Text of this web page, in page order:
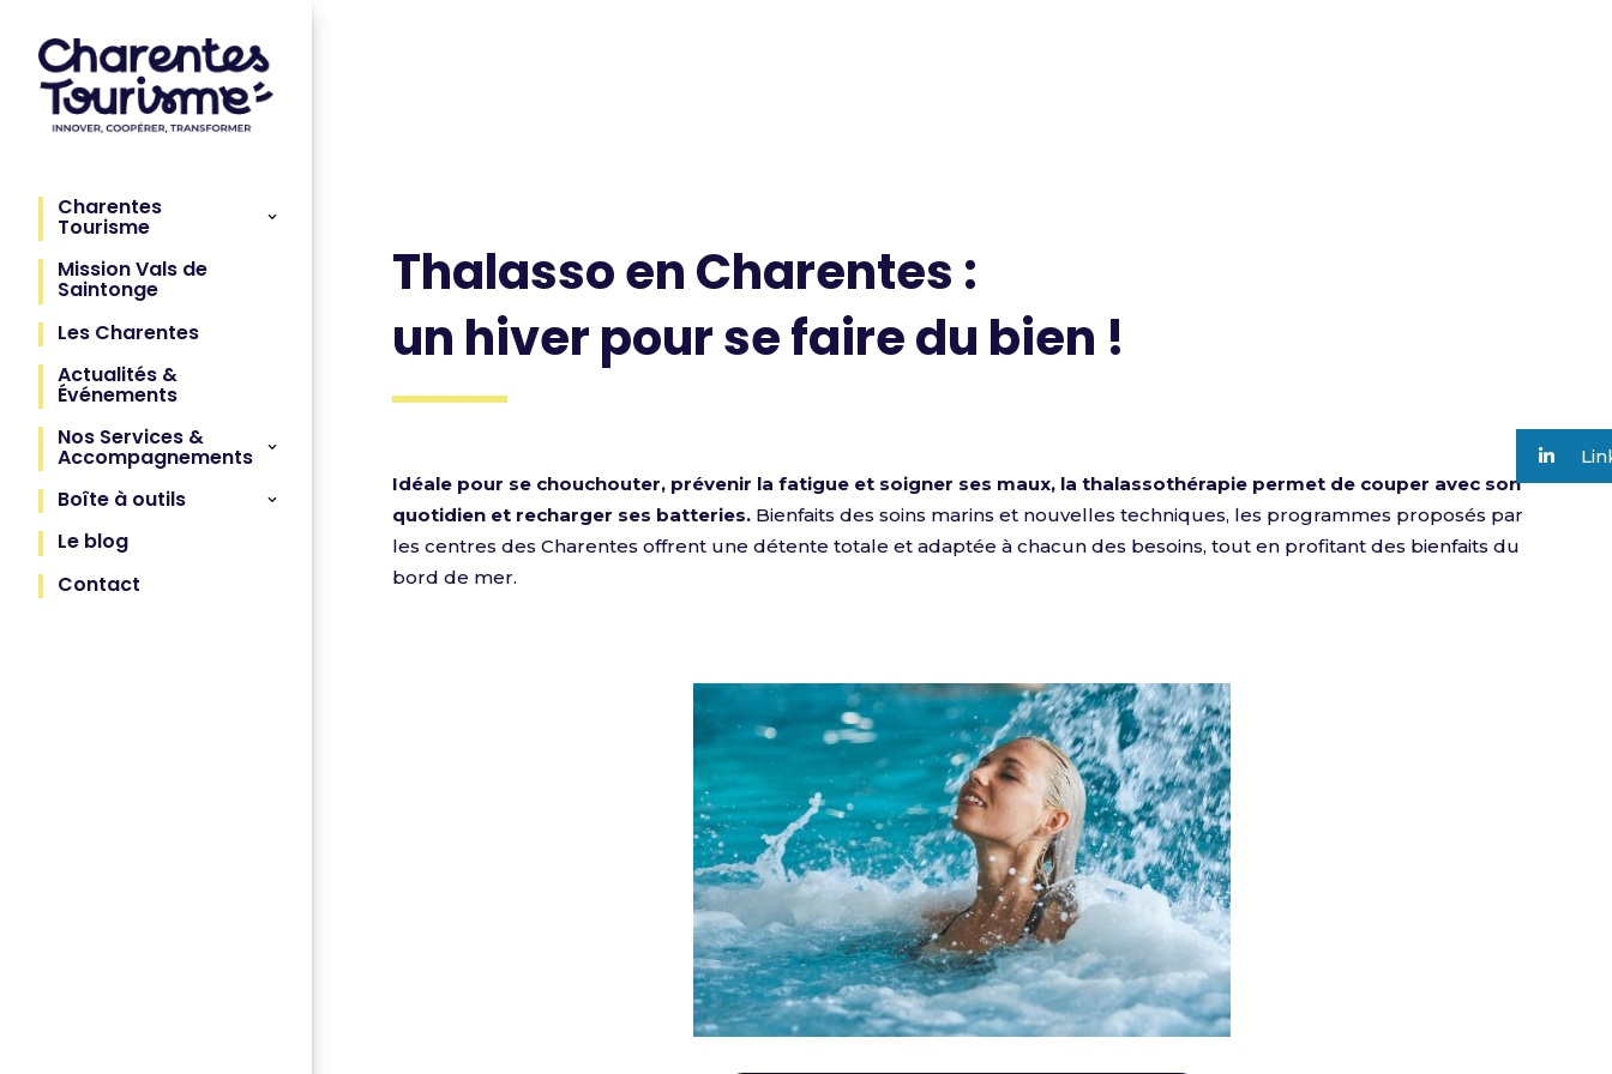
Charentes
Tourisme
Mission Vals de
Saintonge
Les Charentes
Actualités &
Événements
Nos Services &
Accompagnements
Boîte à outils
Le blog
Contact
Thalasso en Charentes :
un hiver pour se faire du bien !
Idéale pour se chouchouter, prévenir la fatigue et soigner ses maux, la thalassothérapie permet de couper avec son
quotidien et recharger ses batteries. Bienfaits des soins marins et nouvelles techniques, les programmes proposés par
les centres des Charentes offrent une détente totale et adaptée à chacun des besoins, tout en profitant des bienfaits du
bord de mer.